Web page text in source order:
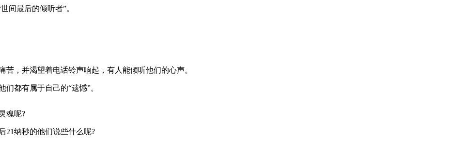
间最后的倾听者”。
，并渴望着电话铃声响起，有人能倾听他们的心声。
都有属于自己的“遗憾”。
魂呢?
21纳秒的他们说些什么呢?